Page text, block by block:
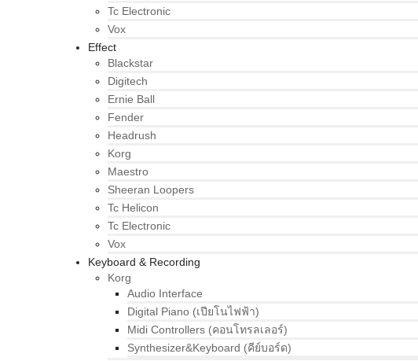
Tc Electronic
Vox
Effect
Blackstar
Digitech
Ernie Ball
Fender
Headrush
Korg
Maestro
Sheeran Loopers
Tc Helicon
Tc Electronic
Vox
Keyboard & Recording
Korg
Audio Interface
Digital Piano (เปียโนไฟฟ้า)
Midi Controllers (คอนโทรลเลอร์)
Synthesizer&Keyboard (คีย์บอร์ด)